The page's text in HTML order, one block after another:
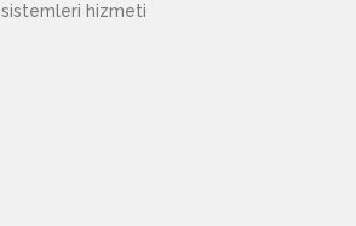
sistemleri hizmeti